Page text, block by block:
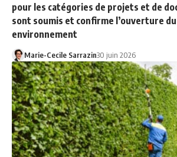
pour les catégories de projets et de
sont soumis et confirme l’ouverture
environnement
Marie-Cecile Sarrazin30 juin 2026